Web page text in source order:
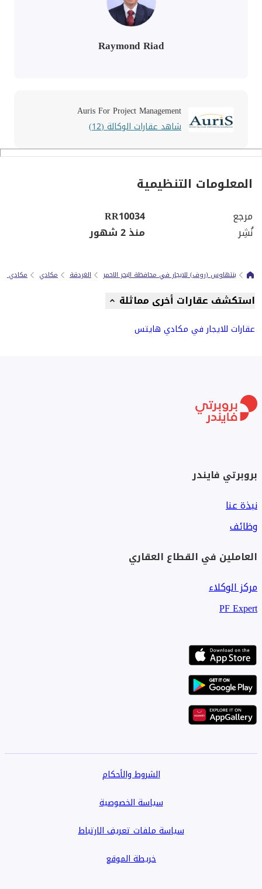
Raymond Riad
Auris For Project Management
شاهد عقارات الوكالة (12)
المعلومات التنظيمية
مرجع
RR10034
نُشِر
منذ 2 شهور
بنتهاوس (روف) للايجار في محافظة البحر الاحمر الغردقة مكادي مكادي
استكشف عقارات أخرى مماثلة
عقارات للايجار في مكادي هايتس
بروبرتي فايندر
نبذة عنا
وظائف
العاملين في القطاع العقاري
مركز الوكلاء
PF Expert
الشروط والأحكام
سياسة الخصوصية
سياسة ملفات تعريف الارتباط
خريطة الموقع